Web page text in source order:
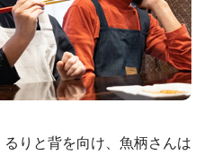
りと背を向け、魚柄さんは